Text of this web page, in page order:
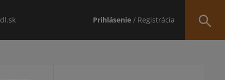
Prihlásenie / Registrácia